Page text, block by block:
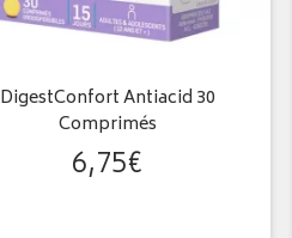
DigestConfort Antiacid 30
Comprimés
6,75€